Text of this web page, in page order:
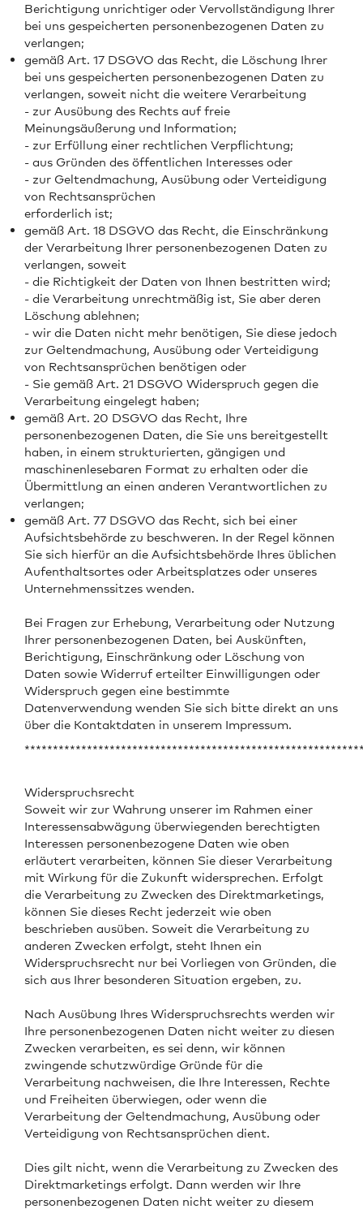
Berichtigung unrichtiger oder Vervollständigung Ihrer
bei uns gespeicherten personenbezogenen Daten zu
verlangen;
gemäß Art. 17 DSGVO das Recht, die Löschung Ihrer
bei uns gespeicherten personenbezogenen Daten zu
verlangen, soweit nicht die weitere Verarbeitung
- zur Ausübung des Rechts auf freie
Meinungsäußerung und Information;
- zur Erfüllung einer rechtlichen Verpflichtung;
- aus Gründen des öffentlichen Interesses oder
- zur Geltendmachung, Ausübung oder Verteidigung
von Rechtsansprüchen
erforderlich ist;
gemäß Art. 18 DSGVO das Recht, die Einschränkung
der Verarbeitung Ihrer personenbezogenen Daten zu
verlangen, soweit
- die Richtigkeit der Daten von Ihnen bestritten wird;
- die Verarbeitung unrechtmäßig ist, Sie aber deren
Löschung ablehnen;
- wir die Daten nicht mehr benötigen, Sie diese jedoch
zur Geltendmachung, Ausübung oder Verteidigung
von Rechtsansprüchen benötigen oder
- Sie gemäß Art. 21 DSGVO Widerspruch gegen die
Verarbeitung eingelegt haben;
gemäß Art. 20 DSGVO das Recht, Ihre
personenbezogenen Daten, die Sie uns bereitgestellt
haben, in einem strukturierten, gängigen und
maschinenlesebaren Format zu erhalten oder die
Übermittlung an einen anderen Verantwortlichen zu
verlangen;
gemäß Art. 77 DSGVO das Recht, sich bei einer
Aufsichtsbehörde zu beschweren. In der Regel können
Sie sich hierfür an die Aufsichtsbehörde Ihres üblichen
Aufenthaltsortes oder Arbeitsplatzes oder unseres
Unternehmenssitzes wenden.
Bei Fragen zur Erhebung, Verarbeitung oder Nutzung
Ihrer personenbezogenen Daten, bei Auskünften,
Berichtigung, Einschränkung oder Löschung von
Daten sowie Widerruf erteilter Einwilligungen oder
Widerspruch gegen eine bestimmte
Datenverwendung wenden Sie sich bitte direkt an uns
über die Kontaktdaten in unserem Impressum.
Widerspruchsrecht
Soweit wir zur Wahrung unserer im Rahmen einer
Interessensabwägung überwiegenden berechtigten
Interessen personenbezogene Daten wie oben
erläutert verarbeiten, können Sie dieser Verarbeitung
mit Wirkung für die Zukunft widersprechen. Erfolgt
die Verarbeitung zu Zwecken des Direktmarketings,
können Sie dieses Recht jederzeit wie oben
beschrieben ausüben. Soweit die Verarbeitung zu
anderen Zwecken erfolgt, steht Ihnen ein
Widerspruchsrecht nur bei Vorliegen von Gründen, die
sich aus Ihrer besonderen Situation ergeben, zu.
Nach Ausübung Ihres Widerspruchsrechts werden wir
Ihre personenbezogenen Daten nicht weiter zu diesen
Zwecken verarbeiten, es sei denn, wir können
zwingende schutzwürdige Gründe für die
Verarbeitung nachweisen, die Ihre Interessen, Rechte
und Freiheiten überwiegen, oder wenn die
Verarbeitung der Geltendmachung, Ausübung oder
Verteidigung von Rechtsansprüchen dient.
Dies gilt nicht, wenn die Verarbeitung zu Zwecken des
Direktmarketings erfolgt. Dann werden wir Ihre
personenbezogenen Daten nicht weiter zu diesem